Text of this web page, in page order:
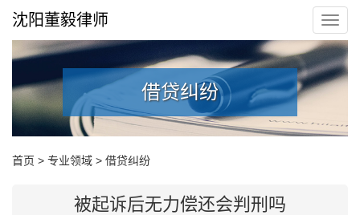
沈阳董毅律师
借贷纠纷
首页 > 专业领域 > 借贷纠纷
被起诉后无力偿还会判刑吗